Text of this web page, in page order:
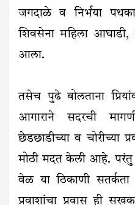
जगदाळे व निर्भया
शिवसेना महिला आघाडी,
आला.
तसेच पुढे बोलताना
आगाराने सदरची
छेडछाडीच्या व चोरीच्या
मोठी मदत केली आहे. परंतु
वेळ या ठिकाणी
प्रवाशांचा प्रवास ही